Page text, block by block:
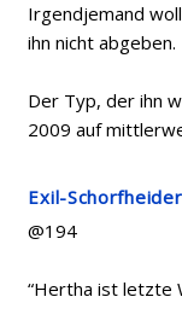
Irgendjemand
ihn nicht abgeben.
Der Typ, der ihn
2009 auf
Exil-Schorfheider
@194
“Hertha ist letzte